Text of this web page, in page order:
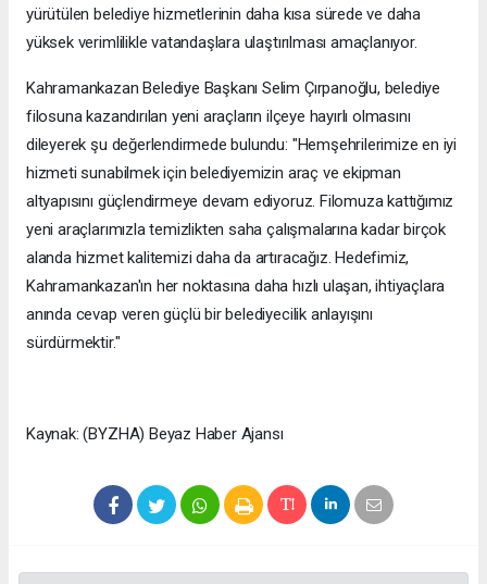
yürütülen belediye hizmetlerinin daha kısa sürede ve daha
yüksek verimlilikle vatandaşlara ulaştırılması amaçlanıyor.
Kahramankazan Belediye Başkanı Selim Çırpanoğlu, belediye
filosuna kazandırılan yeni araçların ilçeye hayırlı olmasını
dileyerek şu değerlendirmede bulundu: "Hemşehrilerimize en iyi
hizmeti sunabilmek için belediyemizin araç ve ekipman
altyapısını güçlendirmeye devam ediyoruz. Filomuza kattığımız
yeni araçlarımızla temizlikten saha çalışmalarına kadar birçok
alanda hizmet kalitemizi daha da artıracağız. Hedefimiz,
Kahramankazan'ın her noktasına daha hızlı ulaşan, ihtiyaçlara
anında cevap veren güçlü bir belediyecilik anlayışını
sürdürmektir."
Kaynak: (BYZHA) Beyaz Haber Ajansı